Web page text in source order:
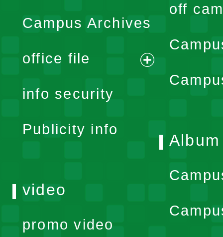
Campus Archives
office file
expand
info security
Publicity info
off
Album
video
promo video